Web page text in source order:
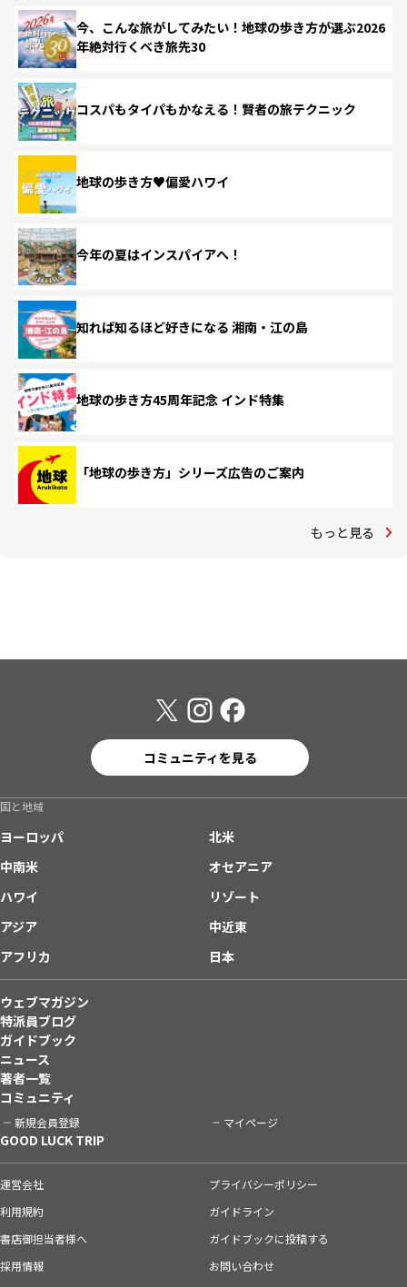
今、こんな旅がしてみたい！地球の歩き方が選ぶ2026
年絶対行くべき旅先30
コスパもタイパもかなえる！賢者の旅テクニック
地球の歩き方♥偏愛ハワイ
今年の夏はインスパイアへ！
知れば知るほど好きになる 湘南・江の島
地球の歩き方45周年記念 インド特集
「地球の歩き方」シリーズ広告のご案内
もっと見る
コミュニティを見る
国と地域
ヨーロッパ
北米
中南米
オセアニア
ハワイ
リゾート
アジア
中近東
アフリカ
日本
ウェブマガジン
特派員ブログ
ガイドブック
ニュース
著者一覧
コミュニティ
新規会員登録 マイページ
GOOD LUCK TRIP
運営会社
プライバシーポリシー
利用規約
ガイドライン
書店御担当者様へ
ガイドブックに投稿する
採用情報
お問い合わせ